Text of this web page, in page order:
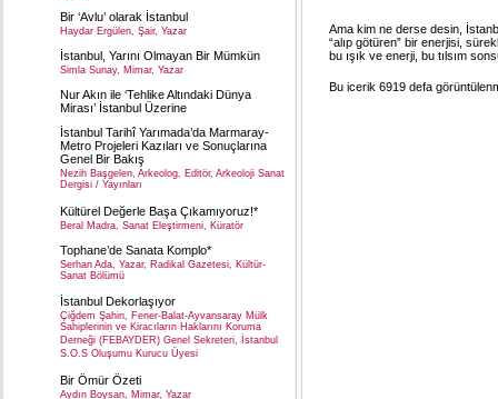
Bir ‘Avlu’ olarak İstanbul
Haydar Ergülen, Şair, Yazar
İstanbul, Yarını Olmayan Bir Mümkün
Simla Sunay, Mimar, Yazar
Nur Akın ile ‘Tehlike Altındaki Dünya
Mirası’ İstanbul Üzerine
İstanbul Tarihî Yarımada’da Marmaray-
Metro Projeleri Kazıları ve Sonuçlarına
Genel Bir Bakış
Nezih Başgelen, Arkeolog, Editör, Arkeoloji Sanat
Dergisi / Yayınları
Kültürel Değerle Başa Çıkamıyoruz!*
Beral Madra, Sanat Eleştirmeni, Küratör
Tophane’de Sanata Komplo*
Serhan Ada, Yazar, Radikal Gazetesi, Kültür-
Sanat Bölümü
İstanbul Dekorlaşıyor
Çiğdem Şahin, Fener-Balat-Ayvansaray Mülk
Sahiplerinin ve Kiracıların Haklarını Koruma
Derneği (FEBAYDER) Genel Sekreteri, İstanbul
S.O.S Oluşumu Kurucu Üyesi
Bir Ömür Özeti
Aydın Boysan, Mimar, Yazar
Ama kim ne derse desin,
“alıp götüren” bir enerjisi,
bu ışık ve enerji, bu tılsım
Bu icerik 6919 defa